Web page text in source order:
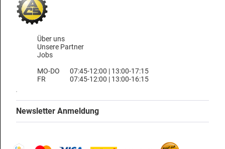
Über uns
Unsere Partner
Jobs
MO-DO
FR
07:45-12:00 | 13:00-17:15
07:45-12:00 | 13:00-16:15
Newsletter Anmeldung